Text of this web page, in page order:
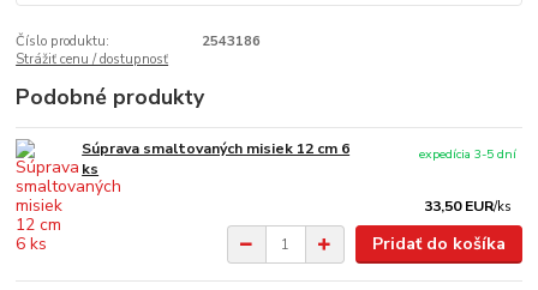
Číslo produktu:
2543186
Strážiť cenu / dostupnosť
Podobné produkty
Súprava smaltovaných misiek 12 cm 6
ks
33,50 EUR/ks
expedícia 3-5 dní
Pridať do košíka